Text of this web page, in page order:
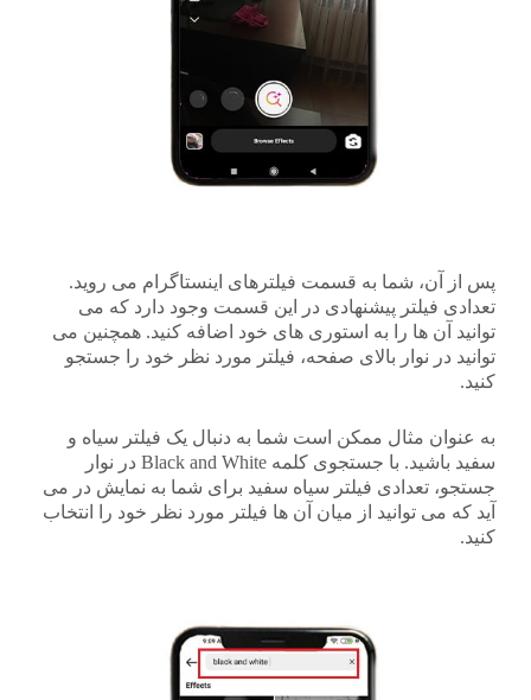
پس از آن، شما به قسمت فیلترهای اینستاگرام می روید.
تعدادی فیلتر پیشنهادی در این قسمت وجود دارد که می
توانید آن ها را به استوری های خود اضافه کنید. همچنین می
توانید در نوار بالای صفحه، فیلتر مورد نظر خود را جستجو
کنید.
به عنوان مثال ممکن است شما به دنبال یک فیلتر سیاه و
سفید باشید. با جستجوی کلمه Black and White در نوار
جستجو، تعدادی فیلتر سیاه سفید برای شما به نمایش در می
آید که می توانید از میان آن ها فیلتر مورد نظر خود را انتخاب
کنید.